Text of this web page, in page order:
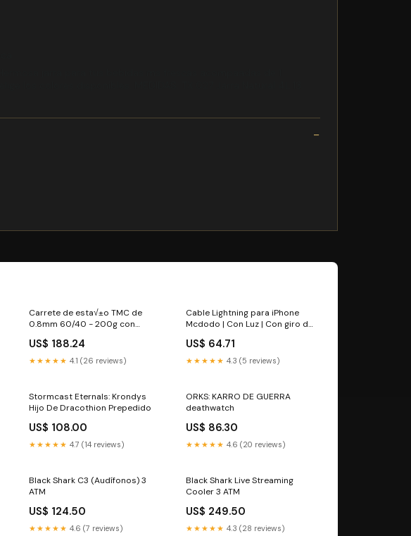
Carrete de esta√±o TMC de
0.8mm 60/40 - 200g con
Galaxy
US$ 188.24
★★★★★ 4.1 (26 reviews)
Cable Lightning para iPhone
Mcdodo | Con Luz | Con giro de
para iPhone
US$ 64.71
★★★★★ 4.3 (5 reviews)
Stormcast Eternals: Krondys
Hijo De Dracothion Prepedido
US$ 108.00
★★★★★ 4.7 (14 reviews)
ORKS: KARRO DE GUERRA
deathwatch
US$ 86.30
★★★★★ 4.6 (20 reviews)
Black Shark C3 (Audífonos) 3
ATM
US$ 124.50
★★★★★ 4.6 (7 reviews)
Black Shark Live Streaming
Cooler 3 ATM
US$ 249.50
★★★★★ 4.3 (28 reviews)